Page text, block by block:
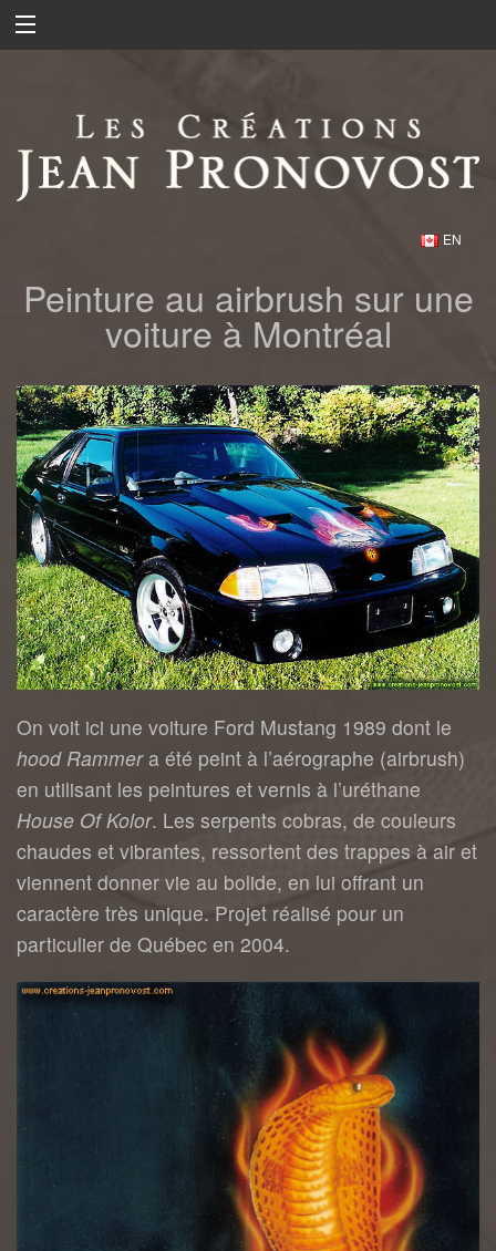
EN
Peinture au airbrush sur une
voiture à Montréal
On voit ici une voiture Ford Mustang 1989 dont le
hood Rammera été peint à l’aérographe (airbrush)
en utilisant les peintures et vernis à l’uréthane
House Of Kolor. Les serpents cobras, de couleurs
chaudes et vibrantes, ressortent des trappes à air et
viennent donner vie au bolide, en lui offrant un
caractère très unique. Projet réalisé pour un
particulier de Québec en 2004.